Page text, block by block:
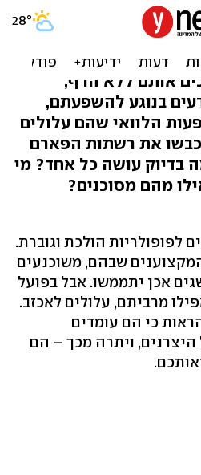
לכושר
אותם ללא הרף,
בנוגע להשפעתם,
הלוואי שהם עלולים
כבשו את רשתות הפארם
בדיוק עושה כל אחד? מי
מהם מסוכנים?
לפופולריות הולכת וגוברת.
שבהם, משוכנעים
אכן יתממשו. אבל בפועל
מרביתם, עלולים לאכזב.
כי הם עומדים
ויתרה מכך – הם